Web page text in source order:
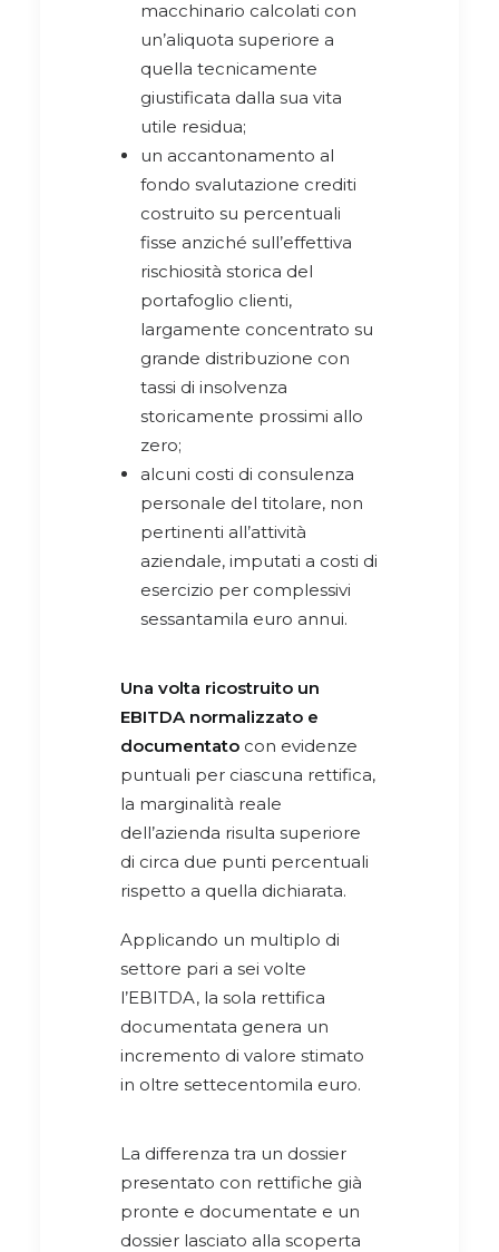
macchinario calcolati con
un’aliquota superiore a
quella tecnicamente
giustificata dalla sua vita
utile residua;
un accantonamento al
fondo svalutazione crediti
costruito su percentuali
fisse anziché sull’effettiva
rischiosità storica del
portafoglio clienti,
largamente concentrato su
grande distribuzione con
tassi di insolvenza
storicamente prossimi allo
zero;
alcuni costi di consulenza
personale del titolare, non
pertinenti all’attività
aziendale, imputati a costi di
esercizio per complessivi
sessantamila euro annui.
Una volta ricostruito un
EBITDA normalizzato e
documentato con evidenze
puntuali per ciascuna rettifica,
la marginalità reale
dell’azienda risulta superiore
di circa due punti percentuali
rispetto a quella dichiarata.
Applicando un multiplo di
settore pari a sei volte
l’EBITDA, la sola rettifica
documentata genera un
incremento di valore stimato
in oltre settecentomila euro.
La differenza tra un dossier
presentato con rettifiche già
pronte e documentate e un
dossier lasciato alla scoperta